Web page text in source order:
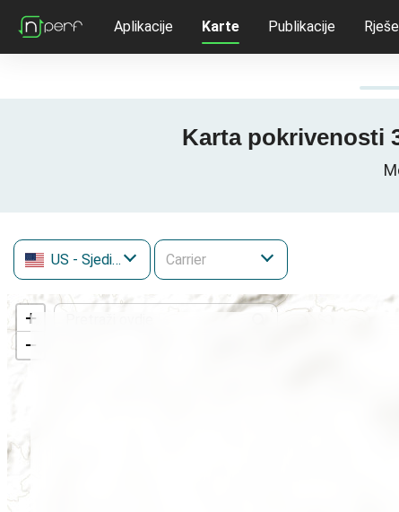
Aplikacije Karte Publikacije
Karta pokrivenosti
US - Sjedinjene Američke Države
+
−